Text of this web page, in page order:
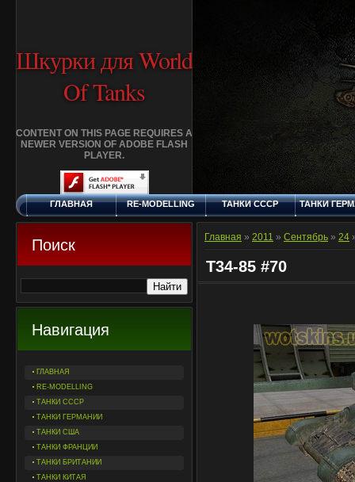
Шкурки для World
Of Tanks
CONTENT ON THIS PAGE REQUIRES A
NEWER VERSION OF ADOBE FLASH
PLAYER.
ПОНЕДЕЛЬНИК, 10.8.2026
ГЛАВНАЯ RE-MODELLING ТАНКИ СССР ТАНКИ
ДОБАВИТЬ
КЛАНЫ FAQ
Поиск
Навигация
ГЛАВНАЯ
RE-MODELLING
ТАНКИ СССР
ТАНКИ ГЕРМАНИИ
ТАНКИ США
ТАНКИ ФРАНЦИИ
ТАНКИ БРИТАНИИ
ТАНКИ КИТАЯ
Главная » 2011 » Сентябрь » 24
Т34-85 #70